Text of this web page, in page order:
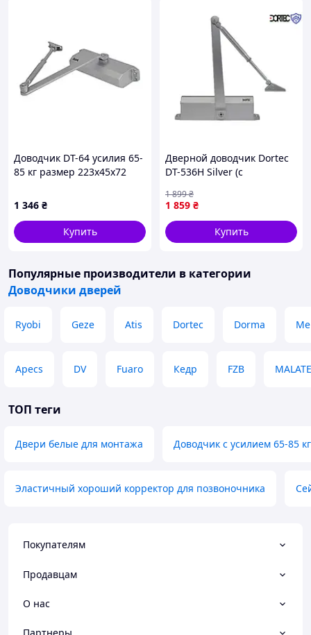
Доводчик DT-64 усилия 65-
85 кг размер 223x45x72
1 346 ₴
Купить
Дверной доводчик Dortec
DT-536H Silver (с
положении, 65-150 кг,
248x45x72 )
1 859 ₴
1 899₴
Купить
Популярные производители в категории
Доводчики дверей
Ryobi Geze Atis Dortec Dorma
Apecs DV Fuaro Кедр FZB
ТОП теги
Двери белые для монтажа Доводчик с усилием 65-85 кг
Эластичный хороший корректор для позвоночника
Покупателям
Продавцам
О нас